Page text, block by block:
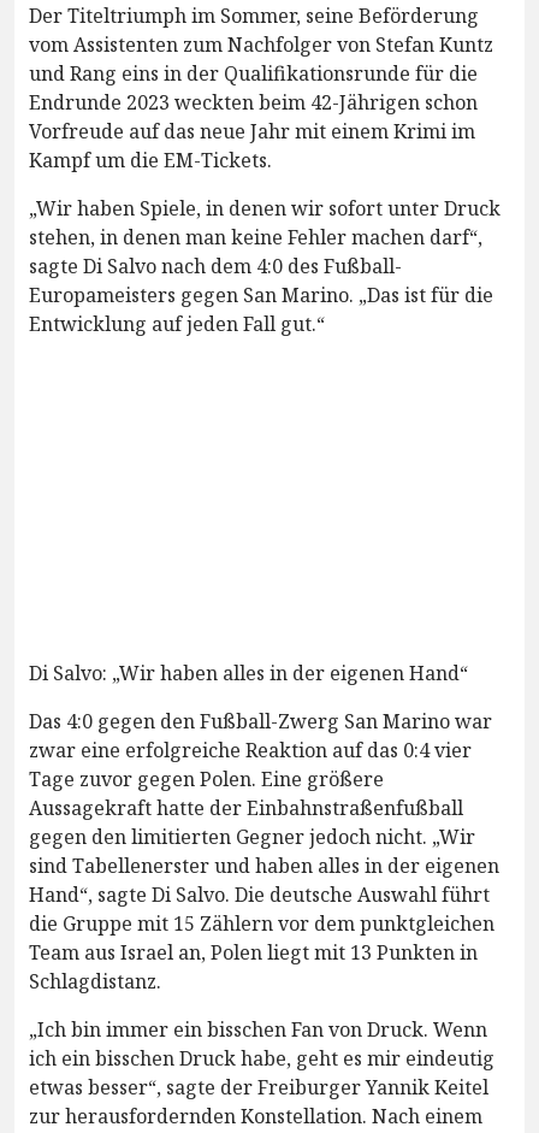
Der Titeltriumph im Sommer, seine Beförderung
vom Assistenten zum Nachfolger von Stefan Kuntz
und Rang eins in der Qualifikationsrunde für die
Endrunde 2023 weckten beim 42-Jährigen schon
Vorfreude auf das neue Jahr mit einem Krimi im
Kampf um die EM-Tickets.
„Wir haben Spiele, in denen wir sofort unter Druck
stehen, in denen man keine Fehler machen darf“,
sagte Di Salvo nach dem 4:0 des Fußball-
Europameisters gegen San Marino. „Das ist für die
Entwicklung auf jeden Fall gut.“
Di Salvo: „Wir haben alles in der eigenen Hand“
Das 4:0 gegen den Fußball-Zwerg San Marino war
zwar eine erfolgreiche Reaktion auf das 0:4 vier
Tage zuvor gegen Polen. Eine größere
Aussagekraft hatte der Einbahnstraßenfußball
gegen den limitierten Gegner jedoch nicht. „Wir
sind Tabellenerster und haben alles in der eigenen
Hand“, sagte Di Salvo. Die deutsche Auswahl führt
die Gruppe mit 15 Zählern vor dem punktgleichen
Team aus Israel an, Polen liegt mit 13 Punkten in
Schlagdistanz.
„Ich bin immer ein bisschen Fan von Druck. Wenn
ich ein bisschen Druck habe, geht es mir eindeutig
etwas besser“, sagte der Freiburger Yannik Keitel
zur herausfordernden Konstellation. Nach einem